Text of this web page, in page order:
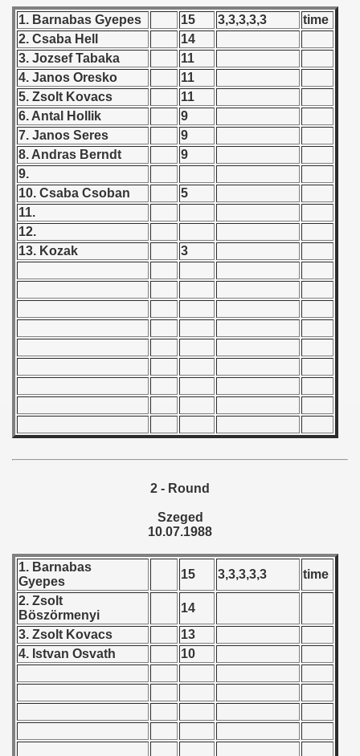
1. Barnabas Gyepes 15 3,3,3,3,3
time
2. Csaba Hell
14
3. Jozsef Tabaka
11
4. Janos Oresko
11
5. Zsolt Kovacs
11
6. Antal Hollik
9
7. Janos Seres
9
8. Andras Berndt
9
9.
10. Csaba Csoban
5
11.
12.
13. Kozak
3
2 - Round
Szeged
10.07.1988
1. Barnabas
Gyepes
15 3,3,3,3,3
time
2. Zsolt
Böszörmenyi
14
3. Zsolt Kovacs
13
4. Istvan Osvath
10
1986
- 1988
- 1989
- 1990
- 1991
- 1992
- 1993
- 1994
- 1997
- 1998
- 2002
- 2003
- 2004
- 2006
- 2007